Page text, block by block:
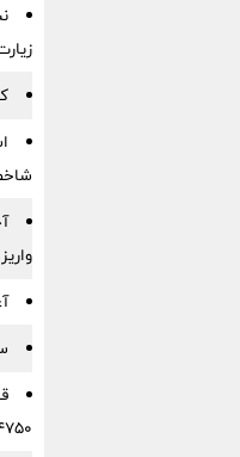
واریز
۴۷۵۰ دلاری تا